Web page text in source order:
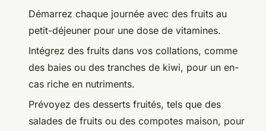
Démarrez chaque journée avec des fruits au
petit-déjeuner pour une dose de vitamines.
Intégrez des fruits dans vos collations, comme
des baies ou des tranches de kiwi, pour un en-
cas riche en nutriments.
Prévoyez des desserts fruités, tels que des
salades de fruits ou des compotes maison, pour